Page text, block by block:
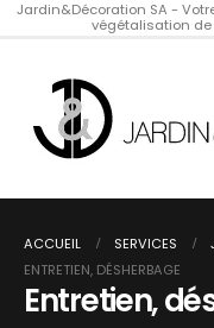
Jardin&Décoration SA -
végétalisation de
ACCUEIL SERVICES
ENTRETIEN, DÉSHERBAGE
Entretien,